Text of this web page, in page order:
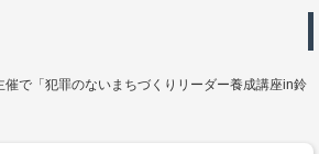
催で「犯罪のないまちづくりリーダー養成講座in鈴